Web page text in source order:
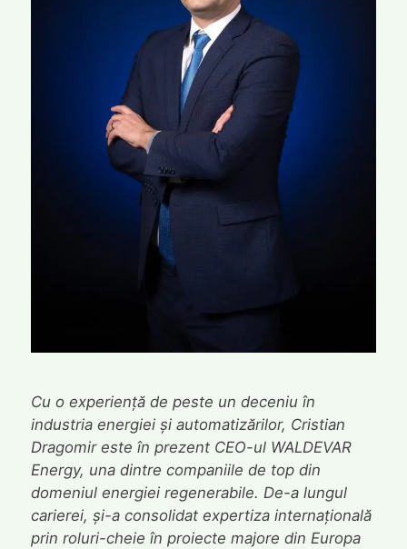
Cu o experiență de peste un deceniu în
industria energiei și automatizărilor, Cristian
Dragomir este în prezent CEO-ul WALDEVAR
Energy, una dintre companiile de top din
domeniul energiei regenerabile. De-a lungul
carierei, și-a consolidat expertiza internațională
prin roluri-cheie în proiecte majore din Europa